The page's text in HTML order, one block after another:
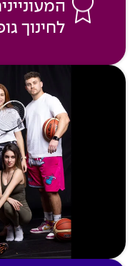
לחינוך